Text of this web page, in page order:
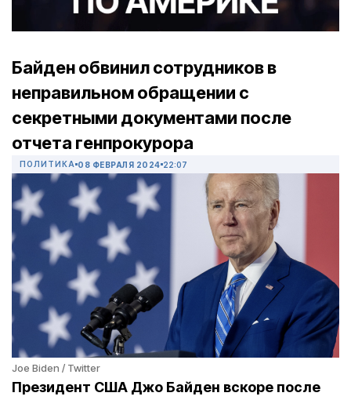
Байден обвинил сотрудников в
неправильном обращении с
секретными документами после
отчета генпрокурора
ПОЛИТИКА 08 ФЕВРАЛЯ 2024 22:07
Joe Biden / Twitter
Президент США Джо Байден вскоре после